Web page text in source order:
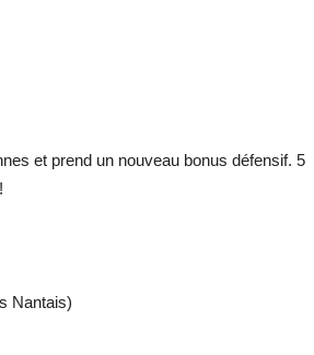
et prend un nouveau bonus défensif. 5
Nantais)